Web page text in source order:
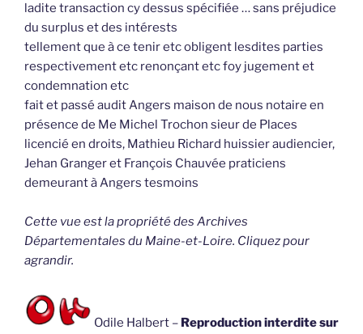
ladite transaction cy dessus spécifiée … sans préjudice
du surplus et des intérests
tellement que à ce tenir etc obligent lesdites parties
respectivement etc renonçant etc foy jugement et
condemnation etc
fait et passé audit Angers maison de nous notaire en
présence de Me Michel Trochon sieur de Places
licencié en droits, Mathieu Richard huissier audiencier,
Jehan Granger et François Chauvée praticiens
demeurant à Angers tesmoins
Cette vue est la propriété des Archives
Départementales du Maine-et-Loire. Cliquez pour
agrandir.
Odile Halbert – Reproduction interdite sur